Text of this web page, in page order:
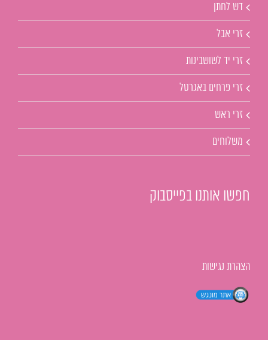
דש לחתן
זרי אבל
זרי יד לשושבינות
זרי פרחים באגרטל
זרי ראש
משלוחים
חפשו אותנו בפייסבוק
הצהרת נגישות